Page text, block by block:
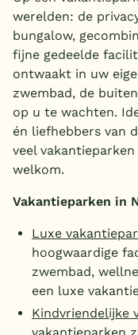
werelden: de
bungalow,
fijne gedeelde
ontwaakt in uw
zwembad, de
op u te wachten.
én liefhebbers van
veel
welkom.
Vakantieparken in
Luxe
hoogwaardige
zwembad,
een luxe
Kindvriendelijke